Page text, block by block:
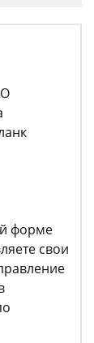
форме
свои